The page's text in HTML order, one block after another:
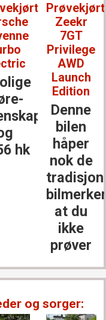
hk
Zeekr
7GT
Privilege
AWD
Launch
Edition
Denne
bilen
håper
nok de
at du
ikke
prøver
og sorger: